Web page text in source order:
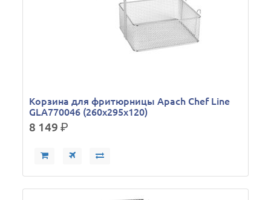
Корзина для фритюрницы Apach Chef Line
GLA770046 (260х295х120)
8 149р.